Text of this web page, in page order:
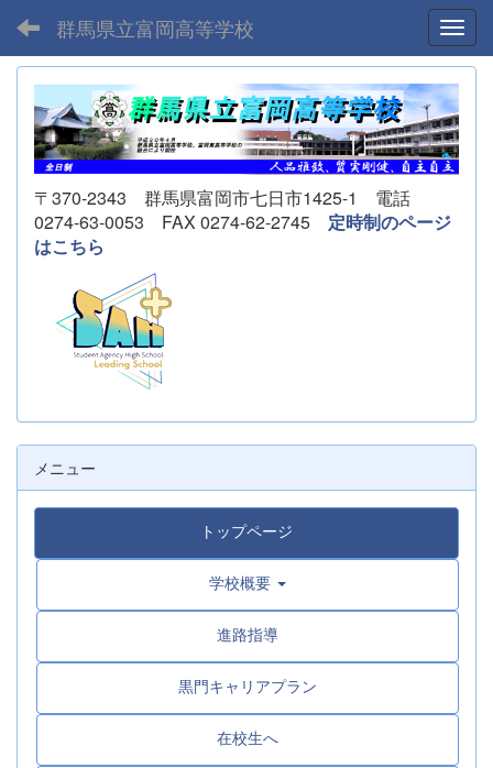
群馬県立富岡高等学校
〒370-2343 群馬県富岡市七日市1425-1 電話
0274-63-0053 FAX 0274-62-2745 定時制のページ
はこちら
メニュー
トップページ
学校概要
進路指導
黒門キャリアプラン
在校生へ